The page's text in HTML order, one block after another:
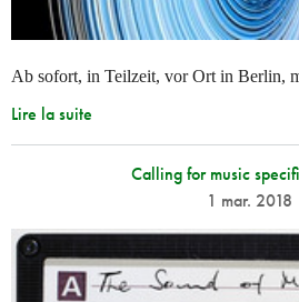
Ab sofort, in Teilzeit, vor Ort in Berlin,
Lire la suite
Calling for music
1 mar. 2018